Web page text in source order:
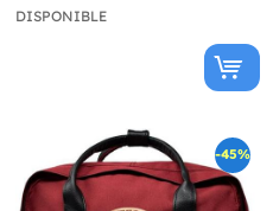
DISPONIBLE
-45%